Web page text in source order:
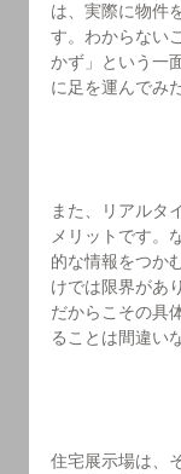
は、実際に物件
す。わからない
かず」という一
に足を運んでみ
また、リアルタ
メリットです。
的な情報をつか
けでは限界があ
だからこその具
ることは間違い
住宅展示場は、